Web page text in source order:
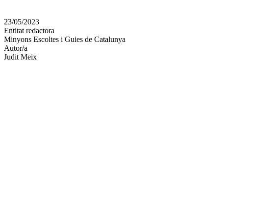
en
altres
xarxes
socials
23/05/2023
Entitat redactora
Minyons Escoltes i Guies de Catalunya
Autor/a
Judit Meix